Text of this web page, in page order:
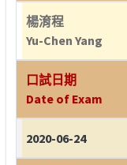
楊淯程
Yu-Chen Yang
口試日期
Date of Exam
2020-06-24